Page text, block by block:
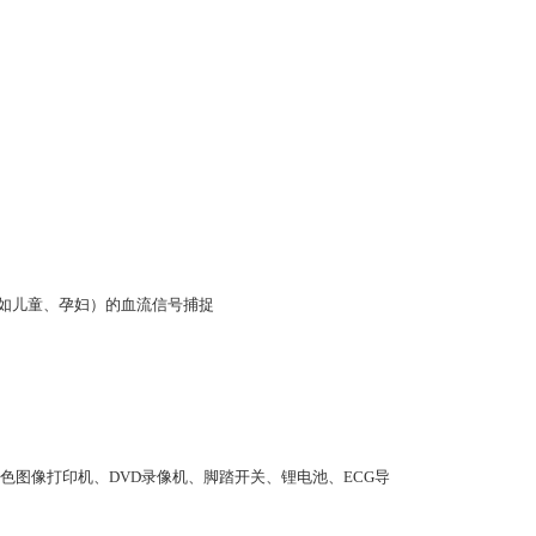
儿童、孕妇）的血流信号捕捉
图像打印机、DVD录像机、脚踏开关、锂电池、ECG导